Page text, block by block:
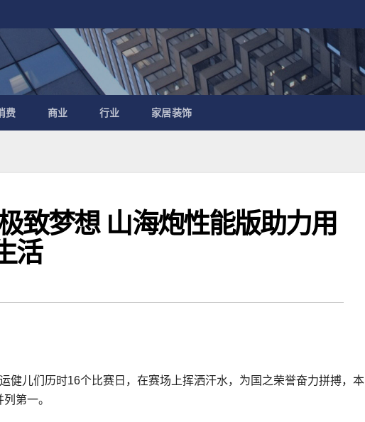
费 商业 行业 家居装饰
致梦想 山海炮性能版助力用
活
健儿们历时16个比赛日，在赛场上挥洒汗水，为国之荣誉奋力拼搏，本
第一。